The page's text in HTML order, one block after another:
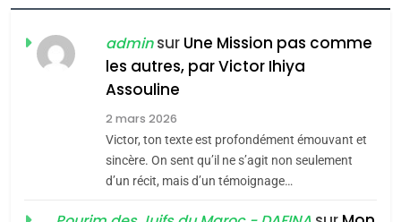
FIÈRE, DIGNE ET RÉSILIENTE :
POURQUOI JE REVENDIQUE
MA JUDAÏTE par Thérèse
Zrihen-Dvir
ISRAÉL JUDAISME
CE QUI NOUS MANQUE –
Jacques Hadida
JUDAISME
adminsur Une Mission pas comme
les autres, par Victor Ihiya
Assouline
2 mars 2026
Victor, ton texte est profondément émouvant et
sincère. On sent qu’il ne s’agit non seulement
d’un récit, mais d’un témoignage…